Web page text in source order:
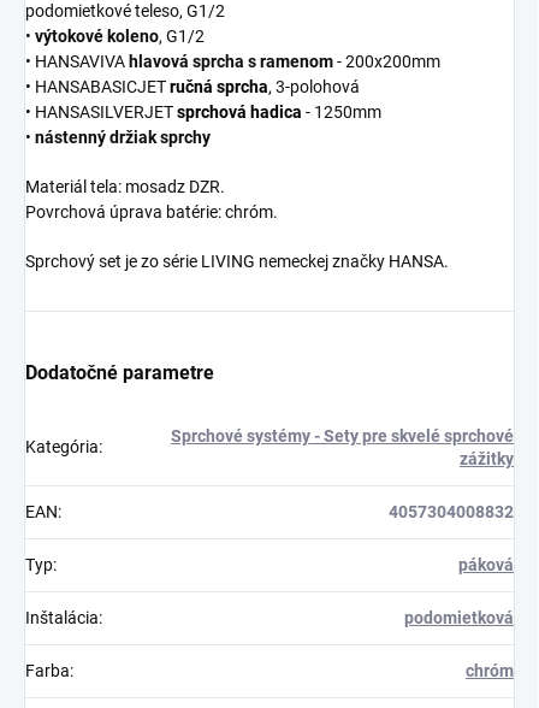
podomietkové teleso, G1/2
• výtokové koleno, G1/2
• HANSAVIVA hlavová sprcha s ramenom- 200x200mm
• HANSABASICJETručná sprcha, 3-polohová
• HANSASILVERJETsprchová hadica - 1250mm
• nástenný držiak sprchy
Materiál tela: mosadz DZR.
Povrchová úprava batérie: chróm.
Sprchový set je zo série LIVING nemeckej značky HANSA.
Dodatočné parametre
Kategória:
Sprchové systémy - Sety pre skvelé sprchové
zážitky
EAN: 4057304008832
Typ: páková
Inštalácia: podomietková
Farba: chróm